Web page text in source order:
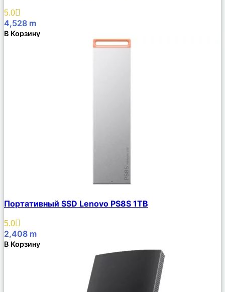
Избранное
5.0
4,528 m
В Корзину
Описание
Избранное
Портативный SSD Lenovo PS8S 1TB
5.0
2,408 m
В Корзину